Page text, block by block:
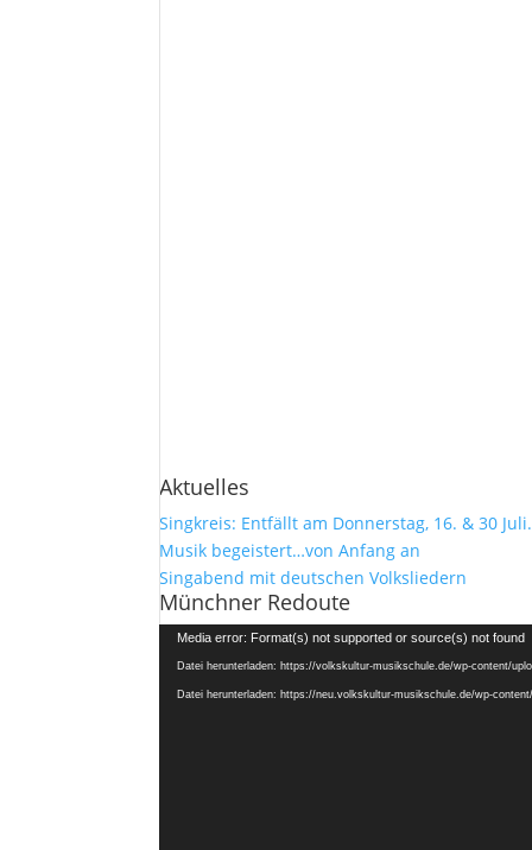
Aktuelles
Singkreis: Entfällt am Donnerstag, 16. & 30 Juli.
Musik begeistert…von Anfang an
Singabend mit deutschen Volksliedern
Münchner Redoute
Video-
Player
Media error: Format(s) not supported or source(s) not found
Datei herunterladen: https://volkskultur-musikschule.de/wp-content/
Datei herunterladen: https://neu.volkskultur-musikschule.de/wp-